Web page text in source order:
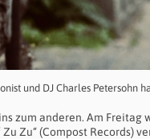
und DJ Charles Petersohn
zum anderen. Am
Zu“ (Compost Records)